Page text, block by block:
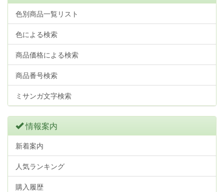
色別商品一覧リスト
色による検索
商品価格による検索
商品番号検索
ミサンガ文字検索
情報案内
新着案内
人気ランキング
購入履歴